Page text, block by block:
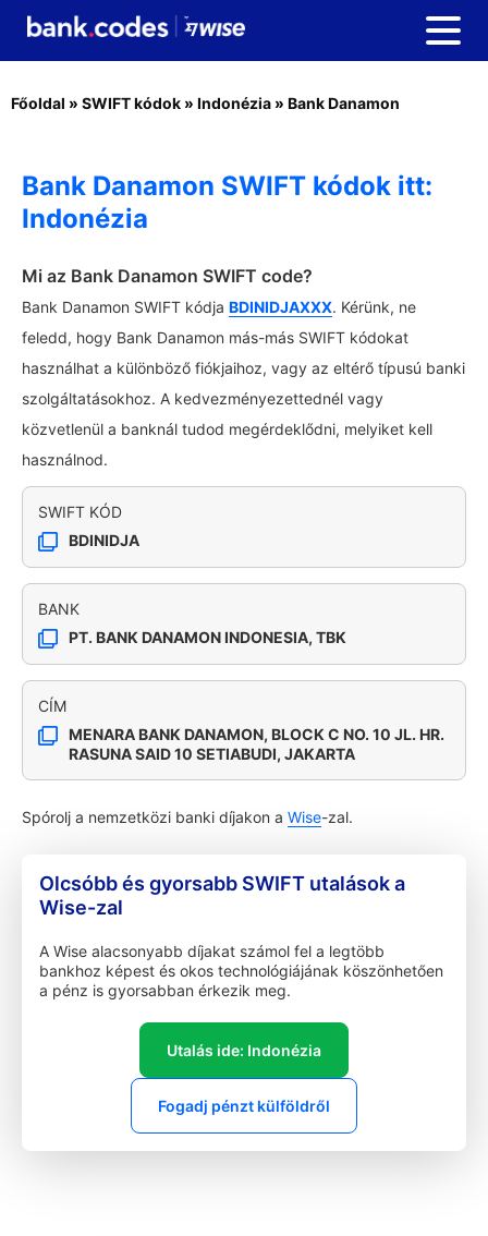
Főoldal » SWIFT kódok » Indonézia » Bank Danamon
Bank Danamon SWIFT kódok itt:
Indonézia
Mi az Bank Danamon SWIFT code?
Bank Danamon SWIFT kódja BDINIDJAXXX. Kérünk, ne
feledd, hogy Bank Danamon más-más SWIFT kódokat
használhat a különböző fiókjaihoz, vagy az eltérő típusú banki
szolgáltatásokhoz. A kedvezményezettednél vagy
közvetlenül a banknál tudod megérdeklődni, melyiket kell
használnod.
SWIFT KÓD
BDINIDJA
BANK
PT. BANK DANAMON INDONESIA, TBK
CÍM
MENARA BANK DANAMON, BLOCK C NO. 10 JL. HR.
RASUNA SAID 10 SETIABUDI, JAKARTA
Spórolj a nemzetközi banki díjakon a Wise-zal.
Olcsóbb és gyorsabb SWIFT utalások a
Wise-zal
A Wise alacsonyabb díjakat számol fel a legtöbb
bankhoz képest és okos technológiájának köszönhetően
a pénz is gyorsabban érkezik meg.
Utalás ide: Indonézia
Fogadj pénzt külföldről